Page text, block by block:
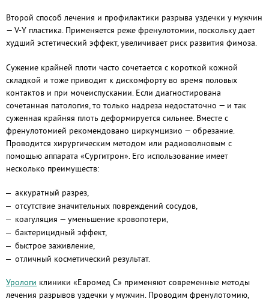
Второй способ лечения и профилактики разрыва уздечки у мужчин
— V-Y пластика. Применяется реже френулотомии, поскольку дает
худший эстетический эффект, увеличивает риск развития фимоза.
Сужение крайней плоти часто сочетается с короткой кожной
складкой и тоже приводит к дискомфорту во время половых
контактов и при мочеиспускании. Если диагностирована
сочетанная патология, то только надреза недостаточно — и так
суженная крайняя плоть деформируется сильнее. Вместе с
френулотомией рекомендовано циркумцизио — обрезание.
Проводится хирургическим методом или радиоволновым с
помощью аппарата «Сургитрон». Его использование имеет
несколько преимуществ:
аккуратный разрез,
отсутствие значительных повреждений сосудов,
коагуляция — уменьшение кровопотери,
бактерицидный эффект,
быстрое заживление,
отличный косметический результат.
Урологи клиники «Евромед С» применяют современные методы
лечения разрывов уздечки у мужчин. Проводим френулотомию,